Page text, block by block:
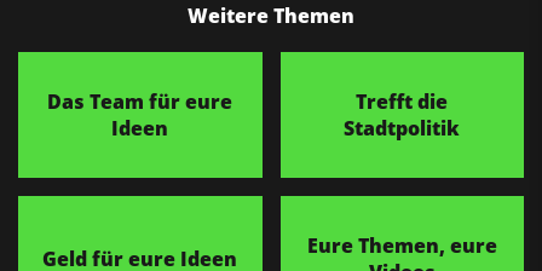
Weitere Themen
Das Team für eure
Ideen
Trefft die
Stadtpolitik
Geld für eure Ideen
Eure Themen, eure